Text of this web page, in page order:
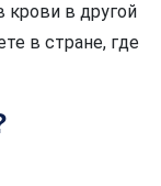
крови в другой
в стране, где